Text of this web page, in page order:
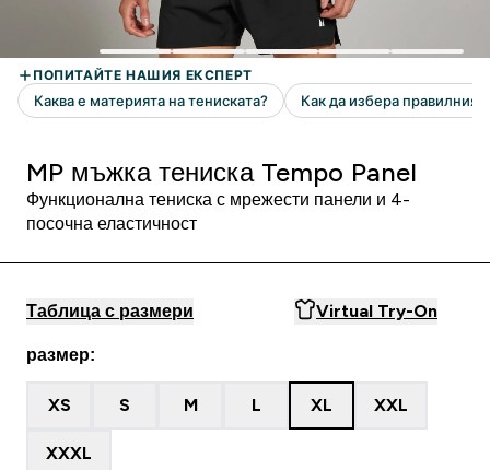
MP мъжка тениска Tempo Panel
Функционална тениска с мрежести панели и 4-
посочна еластичност
Таблица с размери Virtual Try-On
размер:
XS S M L XL XXL
XXXL